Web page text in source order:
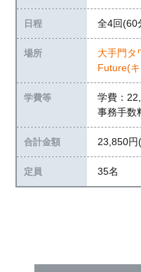
日程 全4回
場所
大手門タ
Future(キ
学費等
学費：
事務手数
合計金額 23,850円
定員 35名